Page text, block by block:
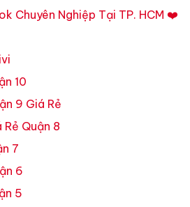
Chuyên Nghiệp Tại TP. HCM ❤️
10
9 Giá Rẻ
Rẻ Quận 8
7
6
5